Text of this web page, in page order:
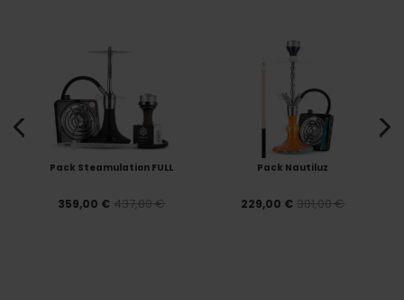
Pack Steamulation FULL
359,00 € 437,80 €
Pack Nautiluz
229,00 € 301,00 €